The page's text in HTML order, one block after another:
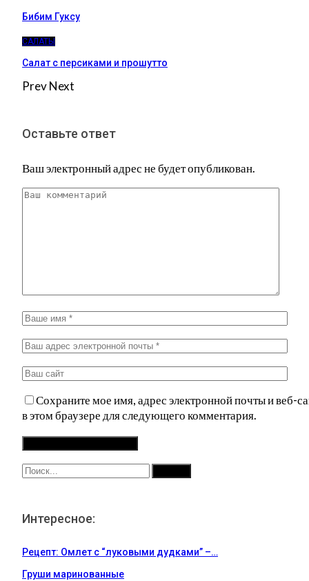
Бибим Гуксу
САЛАТЫ
Салат с персиками и прошутто
PrevNext
Оставьте ответ
Ваш электронный адрес не будет опубликован.
Сохраните мое имя, адрес электронной почты и веб-
в этом браузере для следующего комментария.
Интересное:
Рецепт: Омлет с “луковыми дудками” –…
Груши маринованные